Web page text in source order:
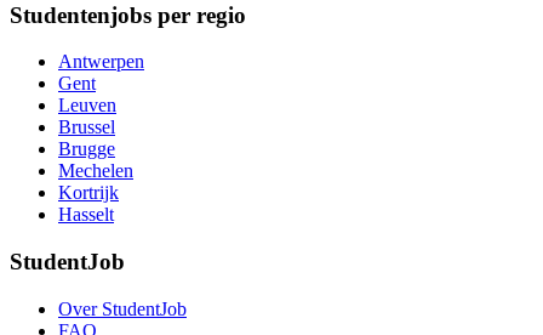
Studentenjobs per regio
Antwerpen
Gent
Leuven
Brussel
Brugge
Mechelen
Kortrijk
Hasselt
StudentJob
Over StudentJob
FAQ